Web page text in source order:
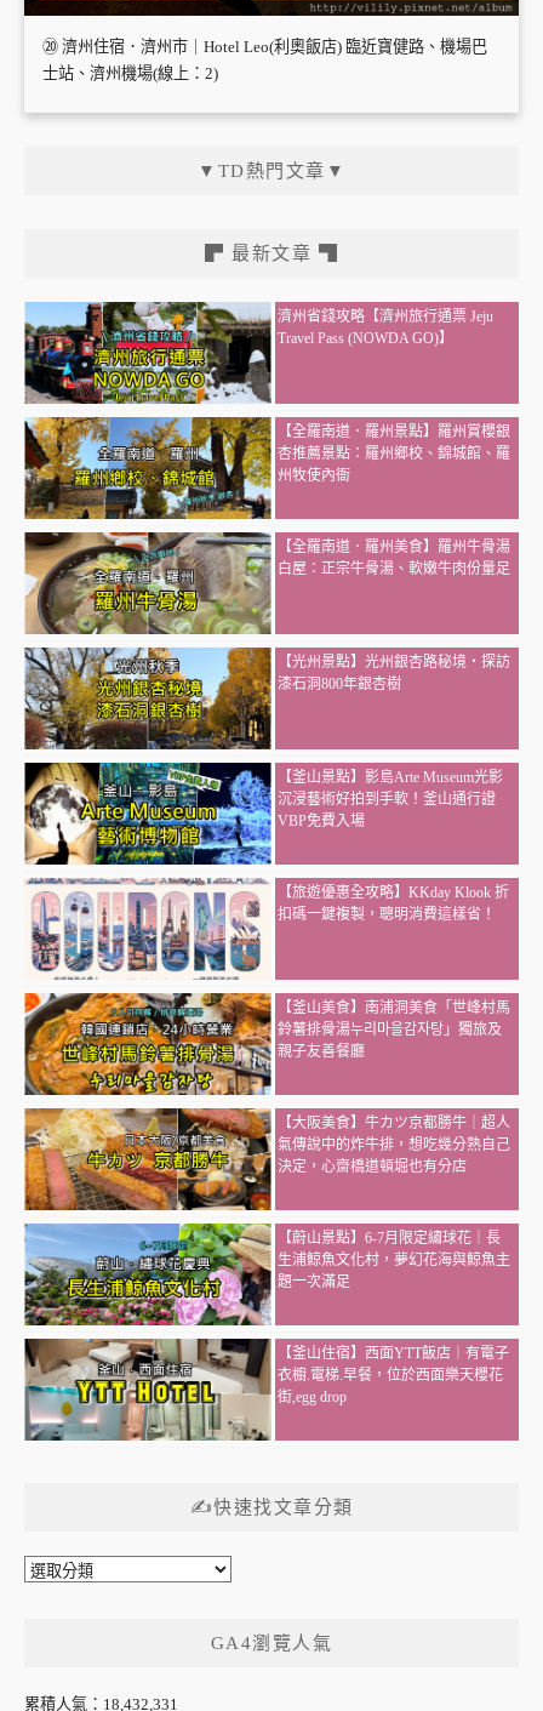
⑳ 濟州住宿．濟州市｜Hotel Leo(利奧飯店) 臨近寶健路、機場巴
士站、濟州機場(線上：2)
▼TD熱門文章▼
▛ 最新文章 ▜
濟州省錢攻略【濟州旅行通票 Jeju
Travel Pass (NOWDA GO)】
【全羅南道．羅州景點】羅州賞櫻銀
杏推薦景點：羅州鄉校、錦城館、羅
州牧使內衙
【全羅南道．羅州美食】羅州牛骨湯
白屋：正宗牛骨湯、軟嫩牛肉份量足
【光州景點】光州銀杏路秘境・探訪
漆石洞800年銀杏樹
【釜山景點】影島Arte Museum光影
沉浸藝術好拍到手軟！釜山通行證
VBP免費入場
【旅遊優惠全攻略】KKday Klook 折
扣碼一鍵複製，聰明消費這樣省！
【釜山美食】南浦洞美食「世峰村馬
鈴薯排骨湯누리마을감자탕」獨旅及
親子友善餐廳
【大阪美食】牛カツ京都勝牛｜超人
氣傳說中的炸牛排，想吃幾分熟自己
決定，心齋橋道頓堀也有分店
【蔚山景點】6-7月限定繡球花｜長
生浦鯨魚文化村，夢幻花海與鯨魚主
題一次滿足
【釜山住宿】西面YTT飯店｜有電子
衣櫥.電梯.早餐，位於西面樂天櫻花
街,egg drop
✍快速找文章分類
✍
章
GA4瀏覽人氣
累積人氣：18,432,331